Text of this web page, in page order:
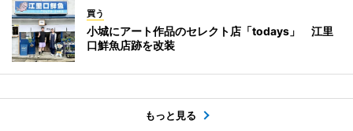
買う
小城にアート作品のセレクト店「todays」 江里
口鮮魚店跡を改装
もっと見る